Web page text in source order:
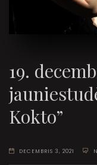
19.
Kokto”
DECEMBRIS 3, 2021